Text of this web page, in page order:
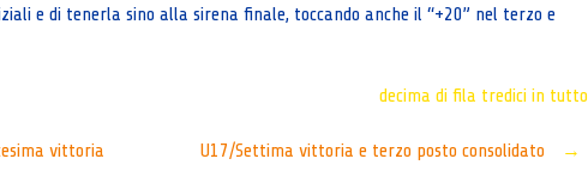
e di tenerla sino alla sirena finale, toccando anche il “+20” nel terzo e
decima di fila tredici in tutto
vittoria U17/Settima vittoria e terzo posto consolidato →